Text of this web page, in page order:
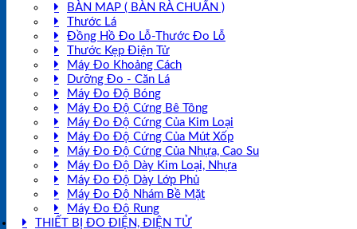
BÀN MAP ( BÀN RÀ CHUẨN )
Thước Lá
Đồng Hồ Đo Lỗ-Thước Đo Lỗ
Thước Kẹp Điện Tử
Máy Đo Khoảng Cách
Dưỡng Đo - Căn Lá
Máy Đo Độ Bóng
Máy Đo Độ Cứng Bê Tông
Máy Đo Độ Cứng Của Kim Loại
Máy Đo Độ Cứng Của Mút Xốp
Máy Đo Độ Cứng Của Nhựa, Cao Su
Máy Đo Độ Dày Kim Loại, Nhựa
Máy Đo Độ Dày Lớp Phủ
Máy Đo Độ Nhám Bề Mặt
Máy Đo Độ Rung
THIẾT BỊ ĐO ĐIỆN, ĐIỆN TỬ